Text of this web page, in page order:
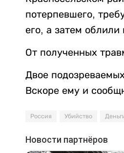
потерпевшего,
его, а затем облили
От полученных
Двое
Вскоре ему и
Россия Убийство